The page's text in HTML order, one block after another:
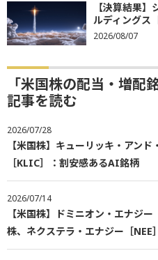
【決算結果
ルディングス
2026/08/07
「米国株の配当・増配
記事を読む
2026/07/28
【米国株】キューリッキ・アン
［KLIC］：割安感あるAI銘柄
2026/07/14
【米国株】ドミニオン・エナジ
株、ネクステラ・エナジー［NEE